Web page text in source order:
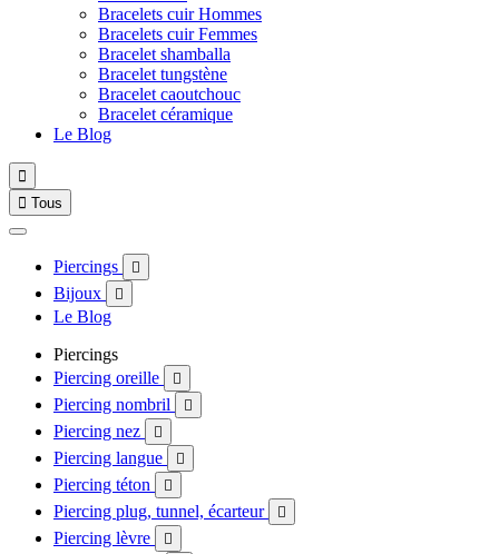
Bracelets cuir Hommes
Bracelets cuir Femmes
Bracelet shamballa
Bracelet tungstène
Bracelet caoutchouc
Bracelet céramique
Le Blog

 Tous
Piercings 
Bijoux 
Le Blog
Piercings
Piercing oreille

Piercing nombril 
Piercing nez 
Piercing langue 
Piercing téton 
Piercing plug, tunnel, écarteur 
Piercing lèvre 